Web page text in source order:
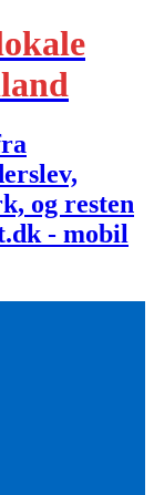
og resten
- mobil